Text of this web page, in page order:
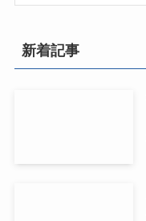
新着記事